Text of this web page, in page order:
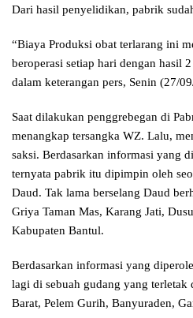
Dari hasil penyelidikan, pabrik
“Biaya Produksi obat terlarang ini
beroperasi setiap hari dengan hasil
dalam keterangan pers, Senin (27/
Saat dilakukan penggrebegan di
menangkap tersangka WZ. Lalu,
saksi. Berdasarkan informasi yang
ternyata pabrik itu dipimpin oleh
Daud. Tak lama berselang Daud
Griya Taman Mas, Karang Jati,
Kabupaten Bantul.
Berdasarkan informasi yang
lagi di sebuah gudang yang
Barat, Pelem Gurih, Banyuraden,